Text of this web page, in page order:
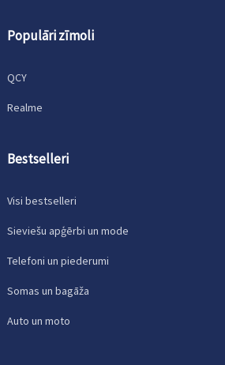
Populāri zīmoli
QCY
Realme
Bestselleri
Visi bestselleri
Sieviešu apģērbi un mode
Telefoni un piederumi
Somas un bagāža
Auto un moto